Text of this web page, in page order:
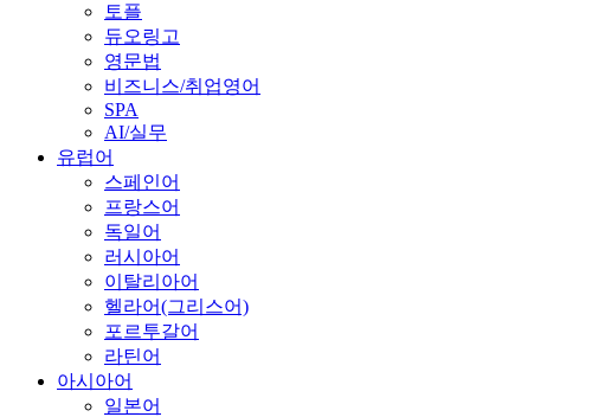
토플
듀오링고
영문법
비즈니스/취업영어
SPA
AI/실무
유럽어
스페인어
프랑스어
독일어
러시아어
이탈리아어
헬라어(그리스어)
포르투갈어
라틴어
아시아어
일본어